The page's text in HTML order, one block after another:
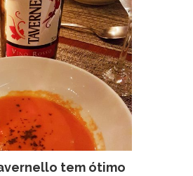
tem ótimo